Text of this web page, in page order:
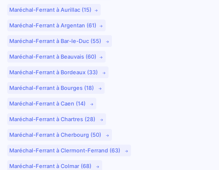
Maréchal-Ferrant à Aurillac (15)
Maréchal-Ferrant à Argentan (61)
Maréchal-Ferrant à Bar-le-Duc (55)
Maréchal-Ferrant à Beauvais (60)
Maréchal-Ferrant à Bordeaux (33)
Maréchal-Ferrant à Bourges (18)
Maréchal-Ferrant à Caen (14)
Maréchal-Ferrant à Chartres (28)
Maréchal-Ferrant à Cherbourg (50)
Maréchal-Ferrant à Clermont-Ferrand (63)
Maréchal-Ferrant à Colmar (68)